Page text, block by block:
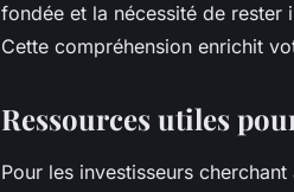
fondée et la nécessité de
Cette compréhension enrichit
Ressources utiles
Pour les investisseurs